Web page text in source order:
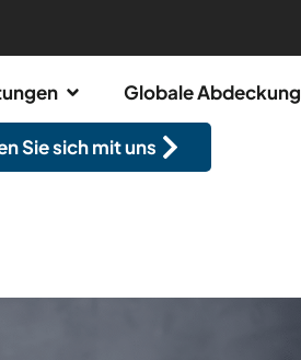
Globale Abdeckung
Sie sich mit uns